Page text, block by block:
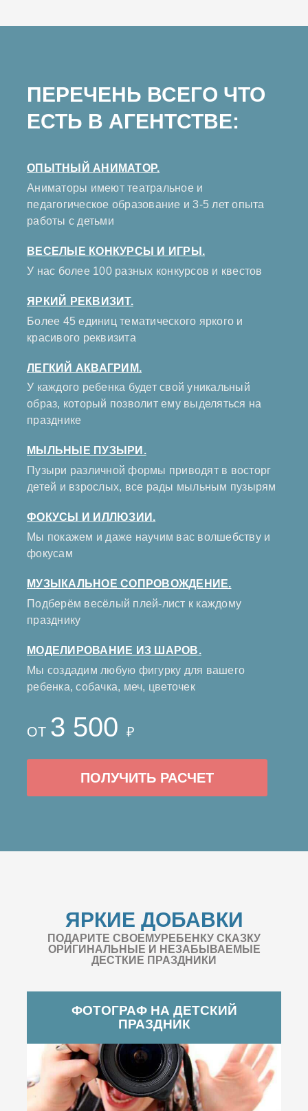
ПЕРЕЧЕНЬ ВСЕГО ЧТО
ЕСТЬ В АГЕНТСТВЕ:
ОПЫТНЫЙ АНИМАТОР.
Аниматоры имеют театральное и
педагогическое образование и 3-5 лет опыта
работы с детьми
ВЕСЕЛЫЕ КОНКУРСЫ И ИГРЫ.
У нас более 100 разных конкурсов и квестов
ЯРКИЙ РЕКВИЗИТ.
Более 45 единиц тематического яркого и
красивого реквизита
ЛЕГКИЙ АКВАГРИМ.
У каждого ребенка будет свой уникальный
образ, который позволит ему выделяться на
празднике
МЫЛЬНЫЕ ПУЗЫРИ.
Пузыри различной формы приводят в восторг
детей и взрослых, все рады мыльным пузырям
ФОКУСЫ И ИЛЛЮЗИИ.
Мы покажем и даже научим вас волшебству и
фокусам
МУЗЫКАЛЬНОЕ СОПРОВОЖДЕНИЕ.
Подберём весёлый плей-лист к каждому
празднику
МОДЕЛИРОВАНИЕ ИЗ ШАРОВ.
Мы создадим любую фигурку для вашего
ребенка, собачка, меч, цветочек
ОТ 3 500 ₽
ПОЛУЧИТЬ РАСЧЕТ
ЯРКИЕ ДОБАВКИ
ПОДАРИТЕ СВОЕМУРЕБЕНКУ СКАЗКУ
ОРИГИНАЛЬНЫЕ И НЕЗАБЫВАЕМЫЕ
ДЕСТКИЕ ПРАЗДНИКИ
ФОТОГРАФ НА ДЕТСКИЙ
ПРАЗДНИК